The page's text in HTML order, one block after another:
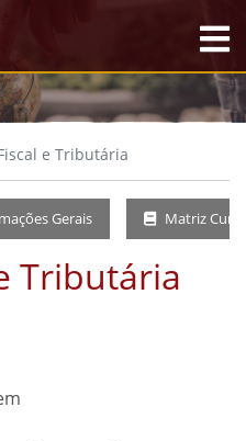
e Tributária
Gerais Matriz
Tributária